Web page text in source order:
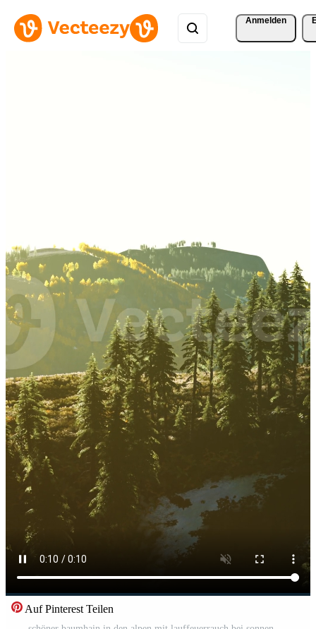
Anmelden
Auf Pinterest Teilen